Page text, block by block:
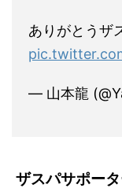
ありがとうザ
— 山本龍
ザスパサポー